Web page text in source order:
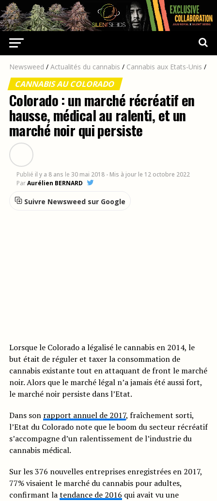
Newsweed / Actualités du cannabis / Cannabis aux Etats-Unis /
CANNABIS AU COLORADO
Colorado : un marché récréatif en
hausse, médical au ralenti, et un
marché noir qui persiste
Publié il y a 8 ans le 30 mai 2018 - Mis à jour le 12 octobre 2022
ParAurélien BERNARD
Suivre Newsweed sur Google
Lorsque le Colorado a légalisé le cannabis en 2014, le
but était de réguler et taxer la consommation de
cannabis existante tout en attaquant de front le marché
noir. Alors que le marché légal n’a jamais été aussi fort,
le marché noir persiste dans l’Etat.
Dans son rapport annuel de 2017, fraîchement sorti,
l’Etat du Colorado note que le boom du secteur récréatif
s’accompagne d’un ralentissement de l’industrie du
cannabis médical.
Sur les 376 nouvelles entreprises enregistrées en 2017,
77% visaient le marché du cannabis pour adultes,
confirmant latendance de 2016 qui avait vu une